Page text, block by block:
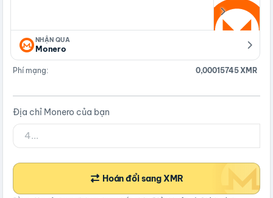
NHẬN QUA
Monero
Phí mạng: 0,00015745 XMR
Địa chỉ Monero của bạn
Hoán đổi sang XMR